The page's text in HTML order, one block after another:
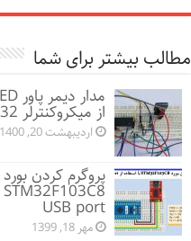
مطالب بیشتر برای شما
از میکروکنترلر ATmega32
اردیبهشت 20, 1400
پروگرم کردن بورد
USB port
مهر 18, 1399